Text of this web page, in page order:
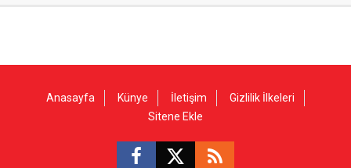
Anasayfa Künye İletişim
Gizlilik İlkeleri
Sitene Ekle